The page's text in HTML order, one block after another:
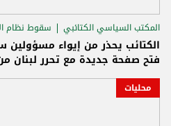
المكتب السياسي الكتائبي سقوط نظام
الكتائب يحذر من إيواء
فتح صفحة جديدة مع تحرر لبنان من
محليات